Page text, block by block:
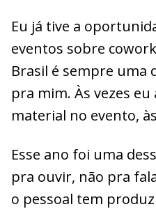
Eu já tive a
eventos sobre
Brasil é sempre uma
pra mim. Às vezes
material no evento,
Esse ano foi uma
pra ouvir, não pra
o pessoal tem